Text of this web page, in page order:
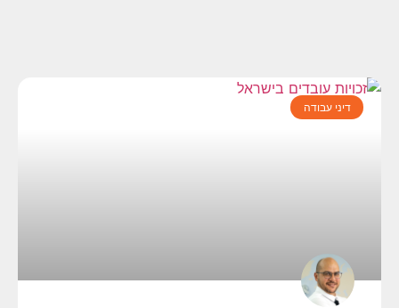
דיני עבודה